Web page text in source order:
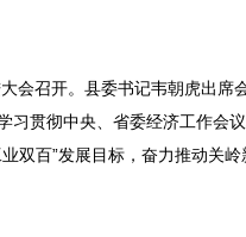
会召开。县委书记韦朝虎出
习贯彻中央、省委经济工作会
双百”发展目标，奋力推动关